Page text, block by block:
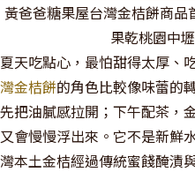
黃爸爸糖果屋台灣金桔餅商
果乾桃園中
夏天吃點心，最怕甜得太厚、
灣金桔餅的角色比較像味蕾的
先把油膩感拉開；下午配茶，
又會慢慢浮出來。它不是新鮮
灣本土金桔經過傳統蜜餞醃漬